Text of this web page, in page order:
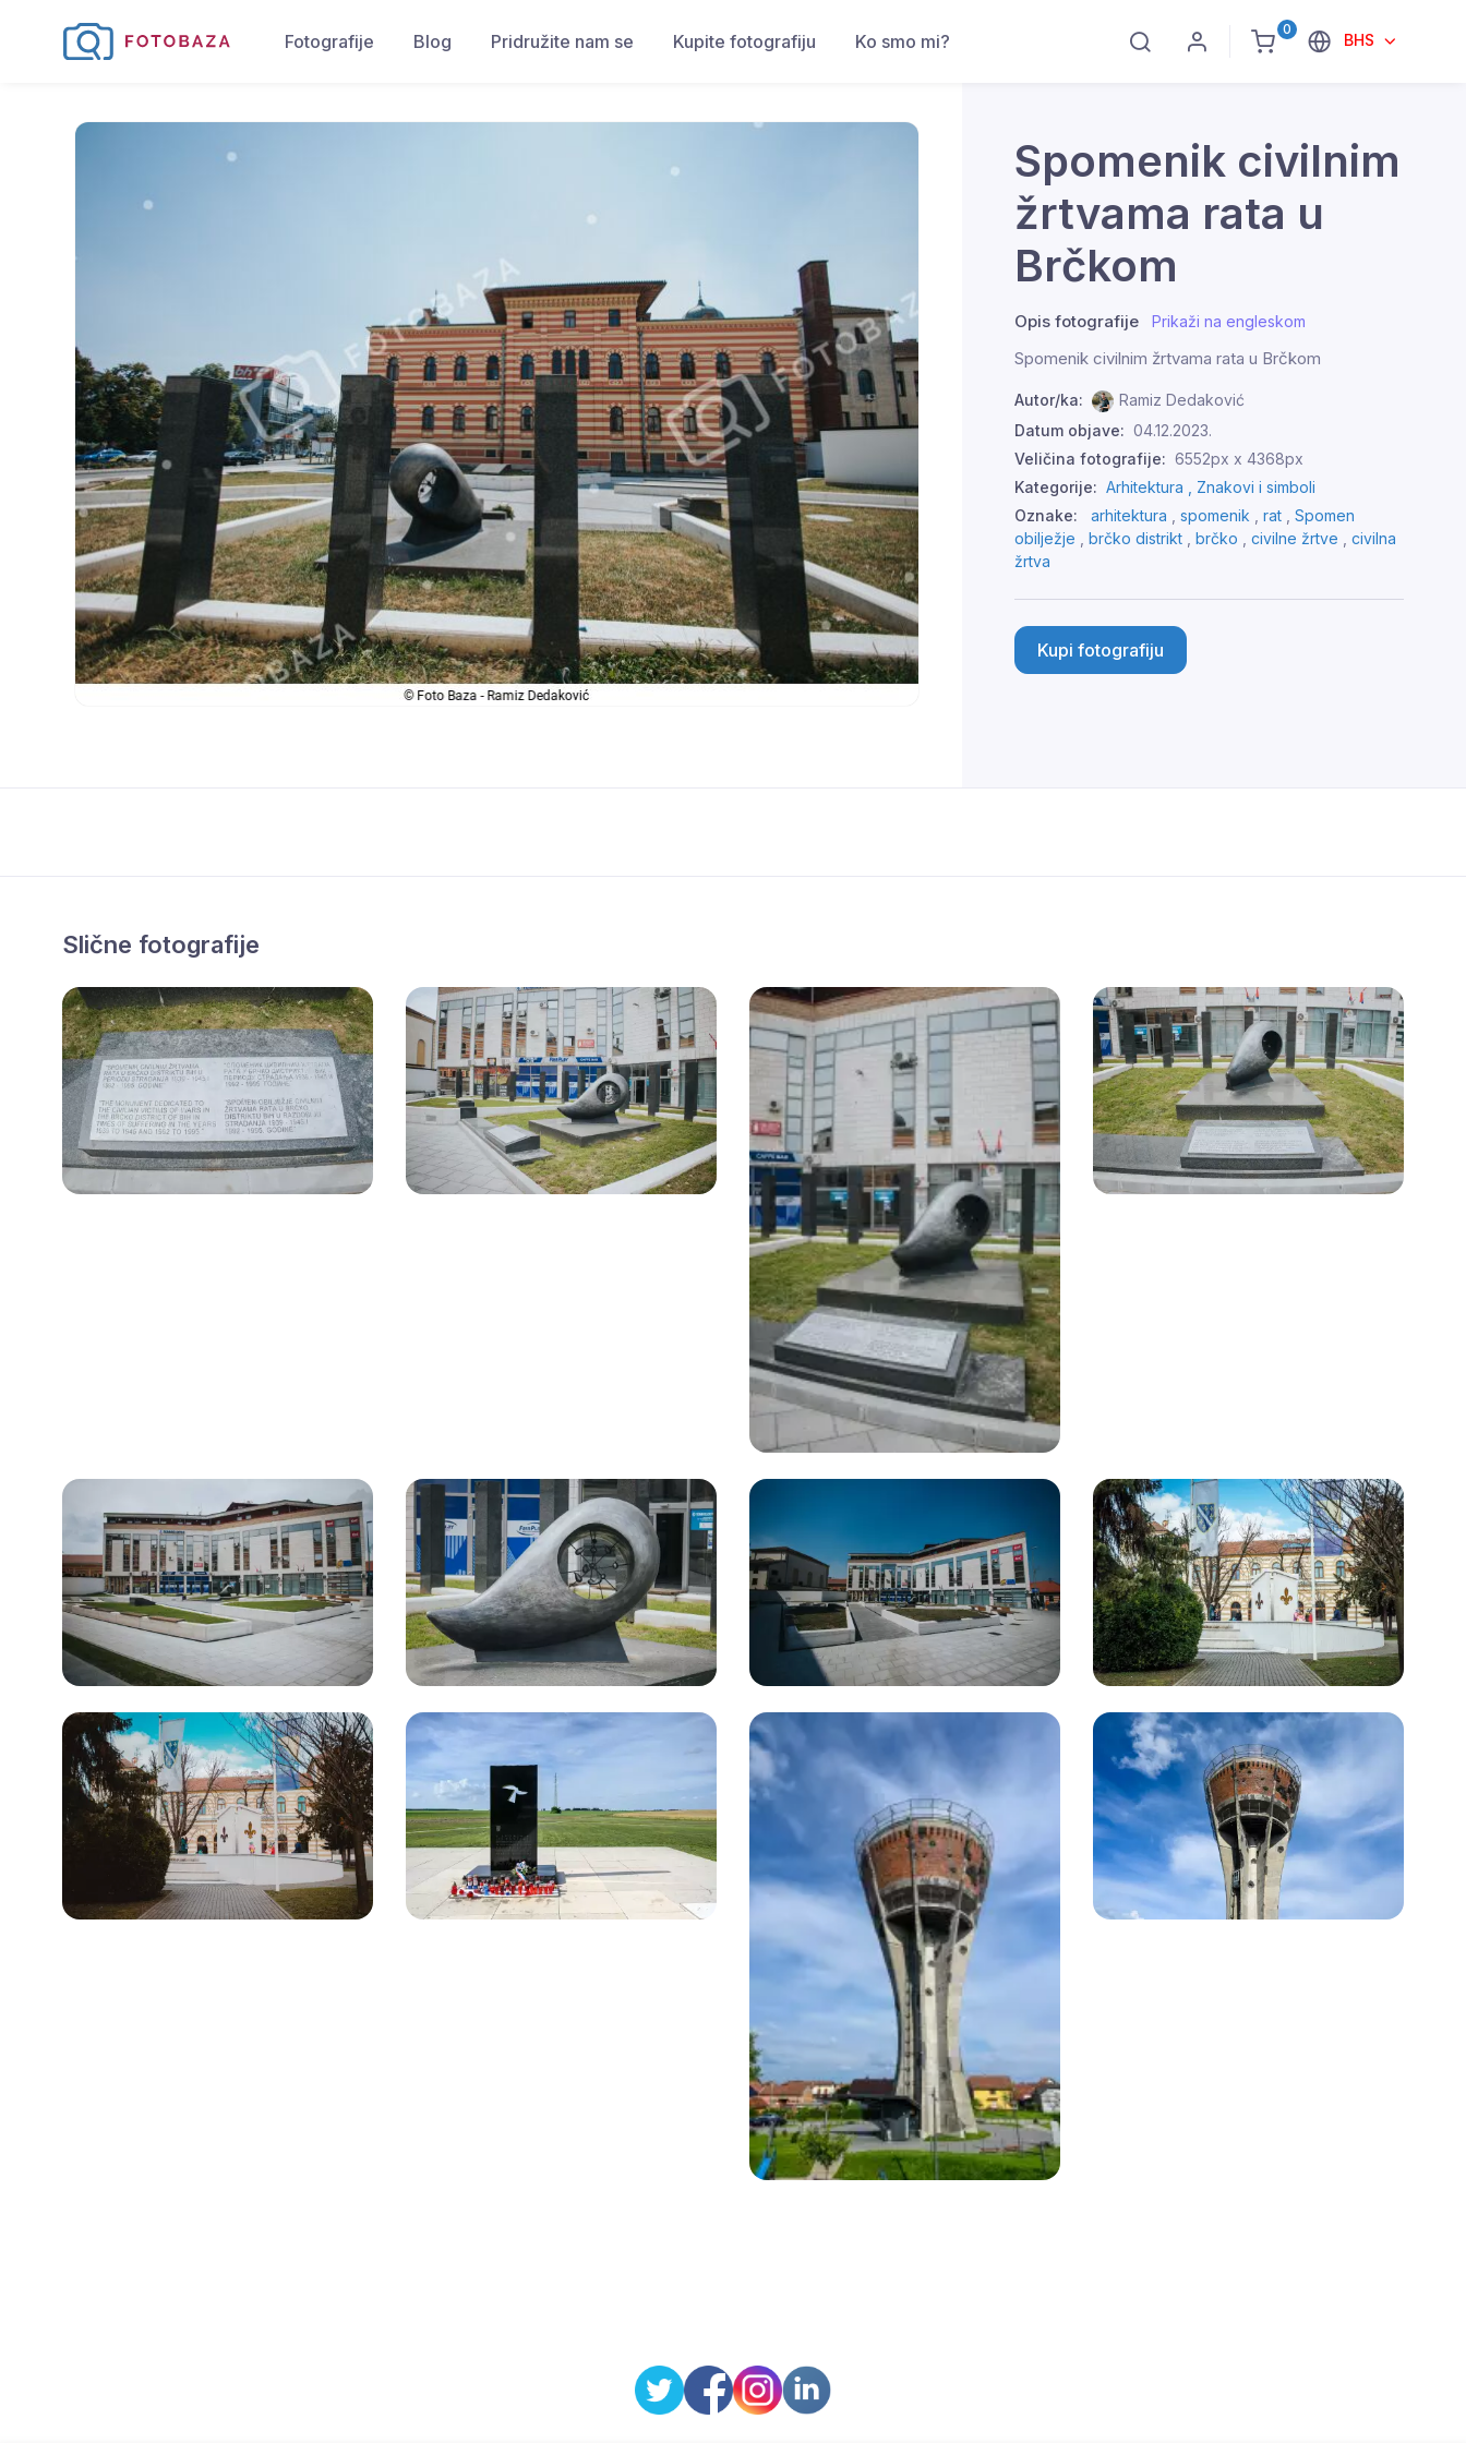
0
BHS
Fotografije Blog Pridružite nam se Kupite fotografiju Ko smo mi?
Spomenik civilnim
žrtvama rata u
Brčkom
Opis fotografije Prikaži na engleskom
Spomenik civilnim žrtvama rata u Brčkom
Autor/ka:
Ramiz Dedaković
Datum objave: 04.12.2023.
Veličina fotografije: 6552px x 4368px
Kategorije: Arhitektura , Znakovi i simboli
Oznake:
arhitektura , spomenik , rat , Spomen
obilježje , brčko distrikt , brčko , civilne žrtve , civilna
žrtva
Kupi fotografiju
Slične fotografije